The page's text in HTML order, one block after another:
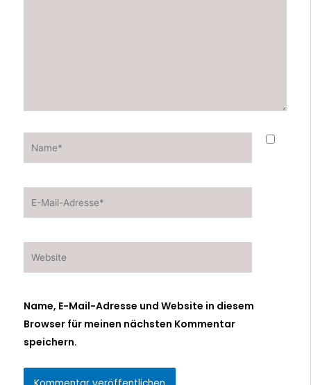
Name, E-Mail-Adresse und Website in diesem
Browser für meinen nächsten Kommentar
speichern.